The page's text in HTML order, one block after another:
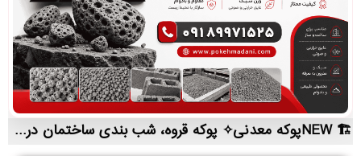
NEWپوکه معدنی✧ پوکه قروه، شب بندی ساختمان در ديزيچه | لیست قیمت روز و خرید مستقیم ، مناسب تر از نمایندگی شهرستان ها